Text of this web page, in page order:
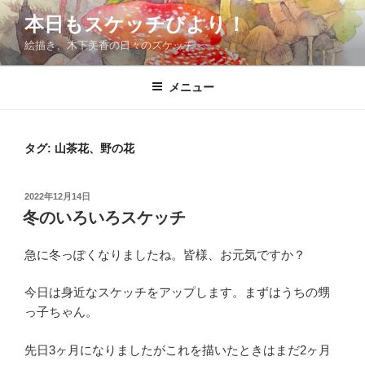
コ
ン
テ
ン
本日もスケッチびより！
絵描き、木下美香の日々のスケッチ
メニュー
タグ: 山茶花、野の花
投
稿
日:
2022年12月14日
冬のいろいろスケッチ
急に冬っぽくなりましたね。皆様、お元気ですか？
今日は身近なスケッチをアップします。まずはうちの甥
っ子ちゃん。
先日3ヶ月になりましたがこれを描いたときはまだ2ヶ月